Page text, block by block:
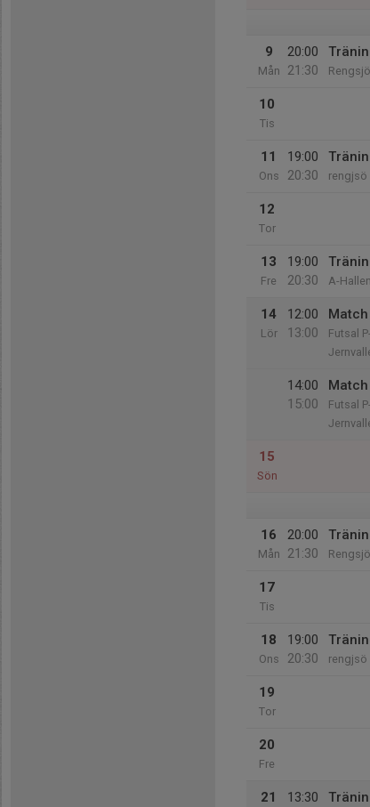
9
Mån
20:00
21:30
10
Tis
11
Ons
19:00
20:30
rengjsö
12
Tor
13
Fre
19:00
20:30
A-Hallen
14
Lör
12:00
13:00
Futsal
14:00
15:00
Match
Futsal
15
Sön
16
Mån
20:00
21:30
17
Tis
18
Ons
19:00
20:30
rengjsö
19
Tor
20
Fre
21
13:30